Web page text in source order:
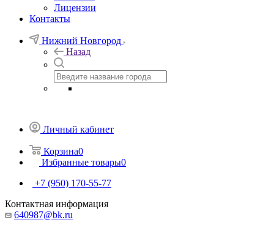
Лицензии
Контакты
Нижний Новгород
Назад
Личный кабинет
Корзина0
Избранные товары0
+7 (950) 170-55-77
Контактная информация
640987@bk.ru